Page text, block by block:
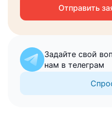
Запросить
Отправить
Задайте свой
нам в телеграм